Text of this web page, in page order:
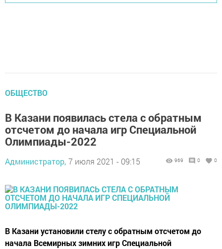
ОБЩЕСТВО
В Казани появилась стела с обратным
отсчетом до начала игр Специальной
Олимпиады-2022
Администратор, 7 июля 2021 - 09:15 969 0 0
В Казани установили стелу с обратным отсчетом до
начала Всемирных зимних игр Специальной